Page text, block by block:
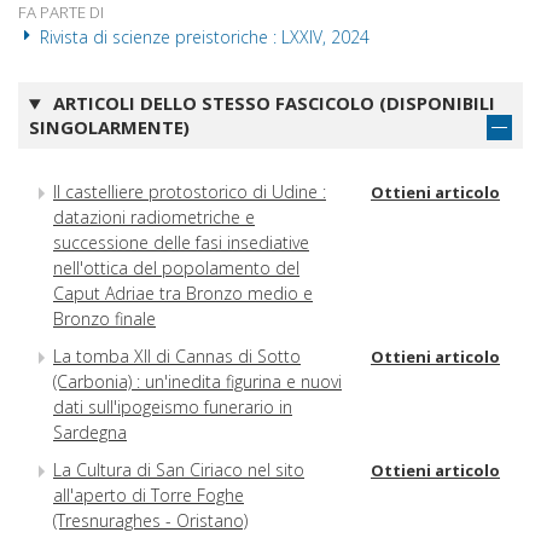
FA PARTE DI
Rivista di scienze preistoriche : LXXIV, 2024
ARTICOLI DELLO STESSO FASCICOLO (DISPONIBILI
SINGOLARMENTE)
Il castelliere protostorico di Udine :
datazioni radiometriche e
successione delle fasi insediative
nell'ottica del popolamento del
Caput Adriae tra Bronzo medio e
Bronzo finale
Ottieni articolo
La tomba XII di Cannas di Sotto
(Carbonia) : un'inedita figurina e nuovi
dati sull'ipogeismo funerario in
Sardegna
Ottieni articolo
La Cultura di San Ciriaco nel sito
all'aperto di Torre Foghe
(Tresnuraghes - Oristano)
Ottieni articolo